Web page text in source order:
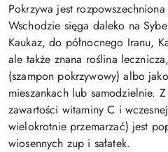
Pokrzywa jest
Wschodzie sięga daleko na
Kaukaz, do północnego Iranu,
ale także znana roślina
(szampon pokrzywowy) albo
mieszankach lub samodzielnie.
zawartości witaminy C i
wielokrotnie przemarzać) jest
wiosennych zup i sałatek.